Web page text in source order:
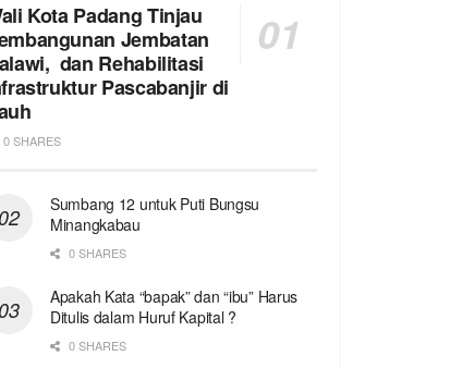
Kota Padang Tinjau
Jembatan
dan Rehabilitasi
Pascabanjir di
0 SHARES
Sumbang 12 untuk Puti Bungsu
Minangkabau
0 SHARES
Apakah Kata “bapak” dan “ibu” Harus
Ditulis dalam Huruf Kapital ?
0 SHARES